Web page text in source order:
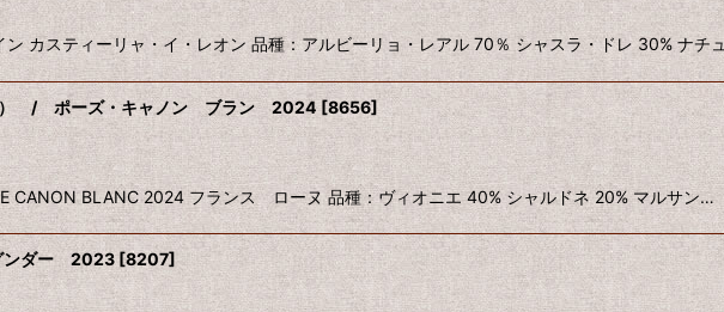
カスティーリャ・イ・レオン 品種：アルビーリョ・レアル 70％ シャスラ・ドレ 30% ナチ
ニ） / ポーズ・キャノン ブラン 2024 [8656]
CANON BLANC 2024 フランス ローヌ 品種：ヴィオニエ 40% シャルドネ 20% マルサン…
ンダー 2023 [8207]